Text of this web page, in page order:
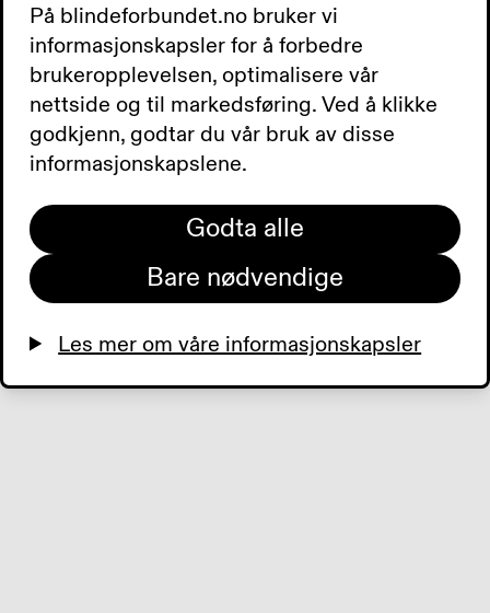
På blindeforbundet.no bruker vi
informasjonskapsler for å forbedre
brukeropplevelsen, optimalisere vår
nettside og til markedsføring. Ved å klikke
godkjenn, godtar du vår bruk av disse
informasjonskapslene.
Godta alle
Bare nødvendige
Les mer om våre informasjonskapsler
Application error: aserver-side exception has occurred while
loadingwww.blindeforbundet.no(see the server logsfor more
information).
Digest: 1985911296